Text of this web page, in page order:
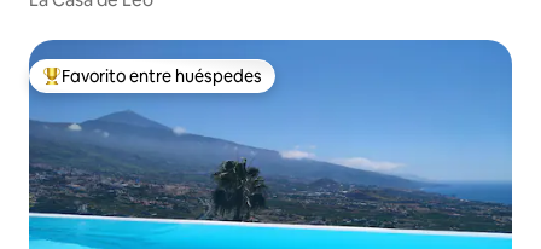
De los mejores en Favorito entre huéspedes
Favorito entre huéspedes